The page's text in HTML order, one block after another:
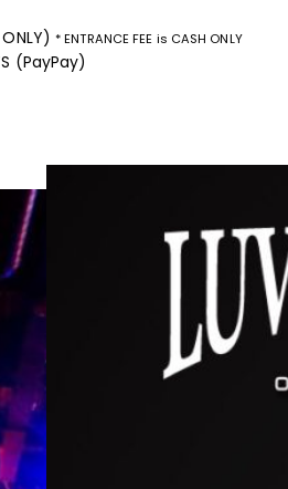
ONLY)* ENTRANCE FEE is CASH ONLY
(PayPay)